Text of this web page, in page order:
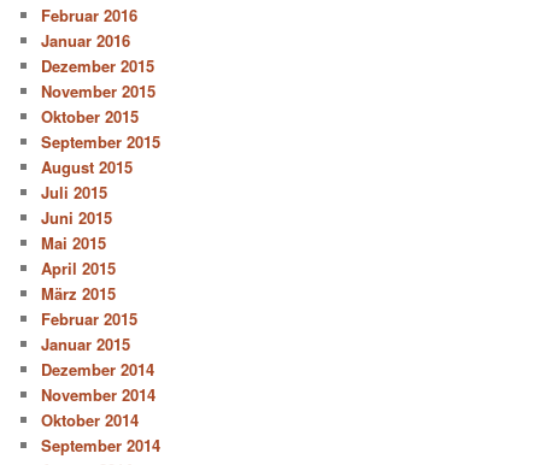
Februar 2016
Januar 2016
Dezember 2015
November 2015
Oktober 2015
September 2015
August 2015
Juli 2015
Juni 2015
Mai 2015
April 2015
März 2015
Februar 2015
Januar 2015
Dezember 2014
November 2014
Oktober 2014
September 2014